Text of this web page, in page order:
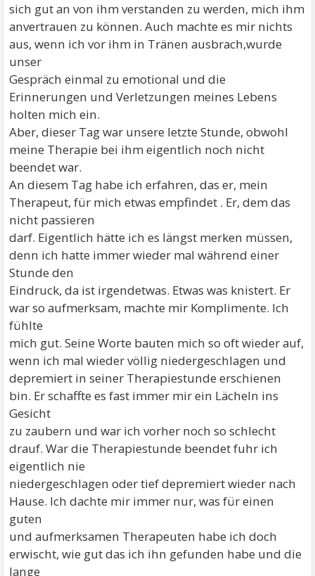
sich gut an von ihm verstanden zu werden, mich ihm
anvertrauen zu können. Auch machte es mir nichts
aus, wenn ich vor ihm in Tränen ausbrach,wurde
unser
Gespräch einmal zu emotional und die
Erinnerungen und Verletzungen meines Lebens
holten mich ein.
Aber, dieser Tag war unsere letzte Stunde, obwohl
meine Therapie bei ihm eigentlich noch nicht
beendet war.
An diesem Tag habe ich erfahren, das er, mein
Therapeut, für mich etwas empfindet . Er, dem das
nicht passieren
darf. Eigentlich hätte ich es längst merken müssen,
denn ich hatte immer wieder mal während einer
Stunde den
Eindruck, da ist irgendetwas. Etwas was knistert. Er
war so aufmerksam, machte mir Komplimente. Ich
fühlte
mich gut. Seine Worte bauten mich so oft wieder auf,
wenn ich mal wieder völlig niedergeschlagen und
depremiert in seiner Therapiestunde erschienen
bin. Er schaffte es fast immer mir ein Lächeln ins
Gesicht
zu zaubern und war ich vorher noch so schlecht
drauf. War die Therapiestunde beendet fuhr ich
eigentlich nie
niedergeschlagen oder tief depremiert wieder nach
Hause. Ich dachte mir immer nur, was für einen
guten
und aufmerksamen Therapeuten habe ich doch
erwischt, wie gut das ich ihn gefunden habe und die
lange